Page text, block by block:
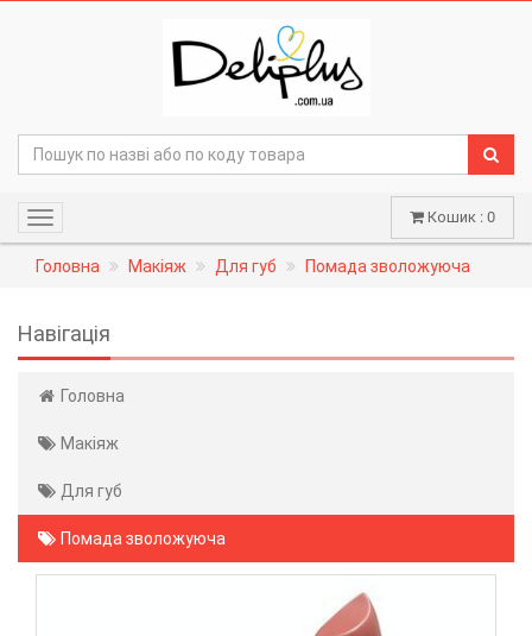
Навігація Кошик : 0
Головна Макіяж Для губ Помада зволожуюча
Навігація
Головна
Макіяж
Для губ
Помада зволожуюча